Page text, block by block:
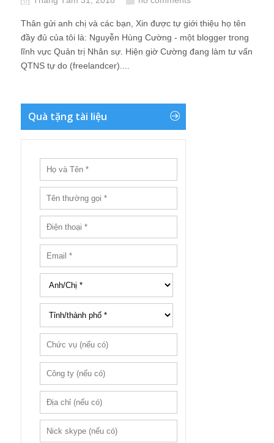
Thân gửi anh chị và các bạn, Xin được tự giới thiệu họ tên
đầy đủ của tôi là: Nguyễn Hùng Cường - một blogger trong
lĩnh vực Quản trị Nhân sự. Hiện giờ Cường đang làm tư vấn
QTNS tự do (freelandcer)....
Quà tặng tài liệu